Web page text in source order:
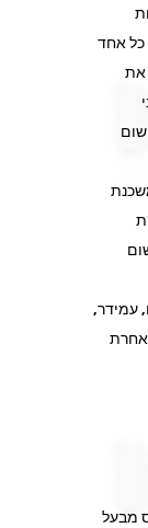
כל אחד
את
עמידר,
אחרת
מבעל